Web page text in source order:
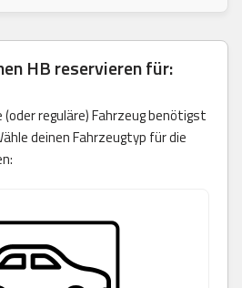
HBreservieren für:
reguläre) Fahrzeug benötigst
deinen Fahrzeugtyp für die